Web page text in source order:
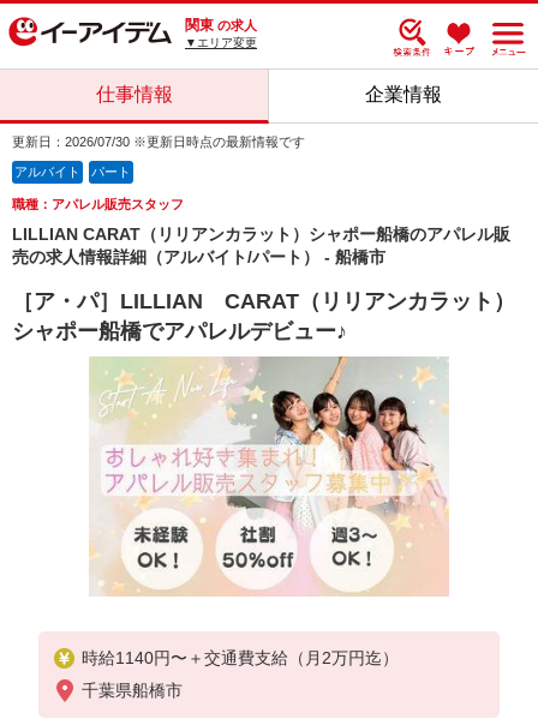
関東 の求人
▼エリア変更
仕事情報 企業情報
更新日：2026/07/30 ※更新日時点の最新情報です
アルバイト パート
職種：アパレル販売スタッフ
LILLIAN CARAT（リリアンカラット）シャポー船橋のアパレル販
売の求人情報詳細（アルバイト/パート） - 船橋市
［ア・パ］LILLIAN CARAT（リリアンカラット）
シャポー船橋でアパレルデビュー♪
時給1140円〜＋交通費支給（月2万円迄）
千葉県船橋市